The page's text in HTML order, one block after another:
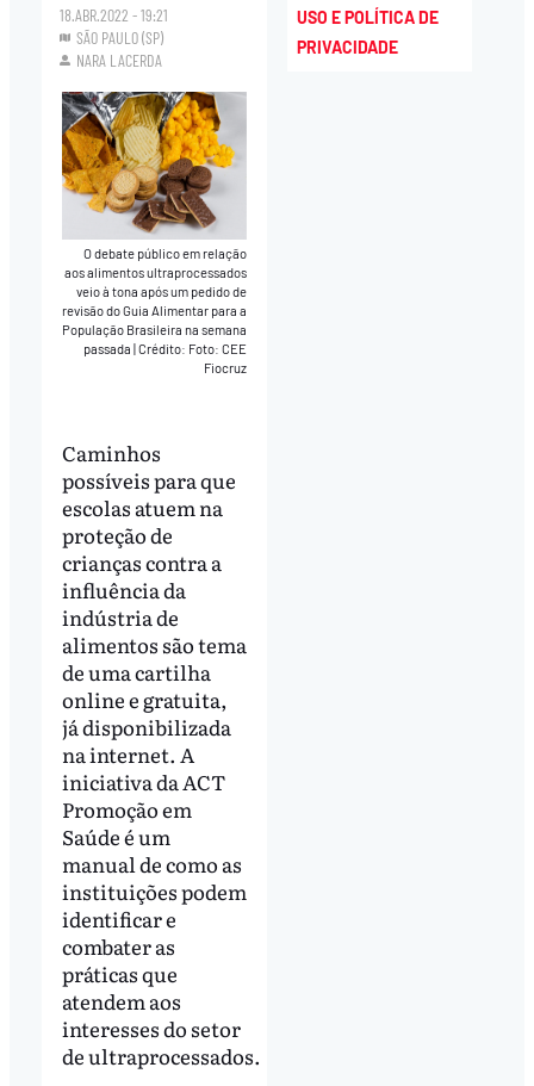
18.ABR.2022 - 19:21
SÃO PAULO (SP)
NARA LACERDA
O debate público em relação
aos alimentos ultraprocessados
veio à tona após um pedido de
revisão do Guia Alimentar para a
População Brasileira na semana
passada Crédito: Foto: CEE
Fiocruz
Caminhos
possíveis para que
escolas atuem na
proteção de
crianças contra a
influência da
indústria de
alimentos são tema
de uma cartilha
online e gratuita,
já disponibilizada
na internet. A
iniciativa da ACT
Promoção em
Saúde é um
manual de como as
instituições podem
identificar e
combater as
práticas que
atendem aos
interesses do setor
de ultraprocessados.
USO E POLÍTICA DE
PRIVACIDADE